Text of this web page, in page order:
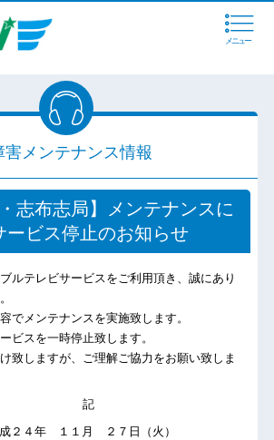
メニュー
害メンテナンス情報
志布志局】メンテナンスに
ービス停止のお知らせ
ルテレビサービスをご利用頂き、誠にあり
でメンテナンスを実施致します。
ビスを一時停止致します。
致しますが、ご理解ご協力をお願い致しま
２４年 １１月 ２７日（火）